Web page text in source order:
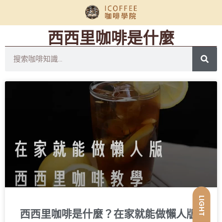
LIGHT
西西里咖啡是什麼
西西里咖啡是什麼？在家就能做懶人版